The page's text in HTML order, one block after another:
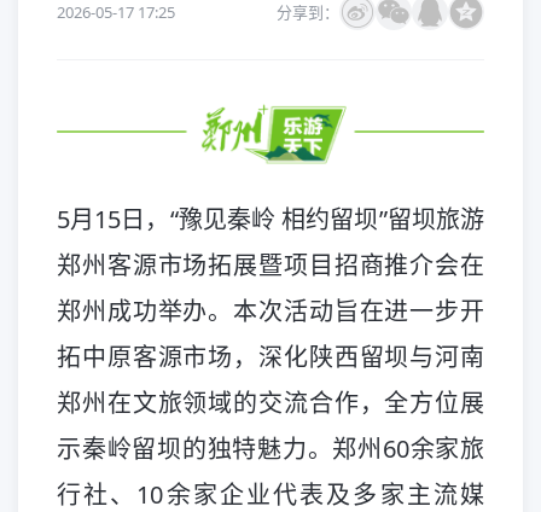
2026-05-17 17:25 分享到：
5月15日，“豫见秦岭 相约留坝”留坝旅游
郑州客源市场拓展暨项目招商推介会在
郑州成功举办。本次活动旨在进一步开
拓中原客源市场，深化陕西留坝与河南
郑州在文旅领域的交流合作，全方位展
示秦岭留坝的独特魅力。郑州60余家旅
行社、10余家企业代表及多家主流媒